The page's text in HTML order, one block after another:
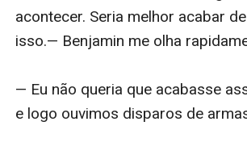
acontecer. Seria melhor acabar
isso.— Benjamin me olha
— Eu não queria que acabasse
e logo ouvimos disparos de